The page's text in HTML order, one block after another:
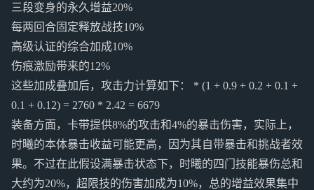
三段变身的永久增益20%
每两回合固定释放战技10%
高级认证的综合加成10%
伤痕激励带来的12%
这些加成叠加后，攻击力计算如下： * (1 + 0.9 + 0.2 + 0.1 +
0.1 + 0.12) = 2760 * 2.42 = 6679
装备方面，卡带提供8%的攻击和4%的暴击伤害，实际上，
时曦的本体暴击收益可能更高，因为其自带暴击和挑战者效
果。不过在此假设满暴击状态下，时曦的四门技能暴伤总和
大约为20%，超限技的伤害加成为10%，总的增益效果集中